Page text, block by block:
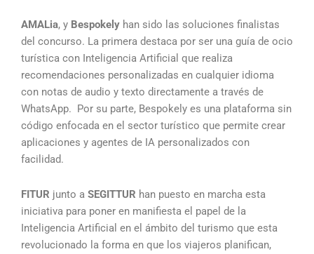
AMALia, y Bespokely han sido las soluciones finalistas
del concurso. La primera destaca por ser una guía de ocio
turística con Inteligencia Artificial que realiza
recomendaciones personalizadas en cualquier idioma
con notas de audio y texto directamente a través de
WhatsApp. Por su parte, Bespokely es una plataforma sin
código enfocada en el sector turístico que permite crear
aplicaciones y agentes de IA personalizados con
facilidad.
FITUR junto a SEGITTUR han puesto en marcha esta
iniciativa para poner en manifiesta el papel de la
Inteligencia Artificial en el ámbito del turismo que esta
revolucionado la forma en que los viajeros planifican,